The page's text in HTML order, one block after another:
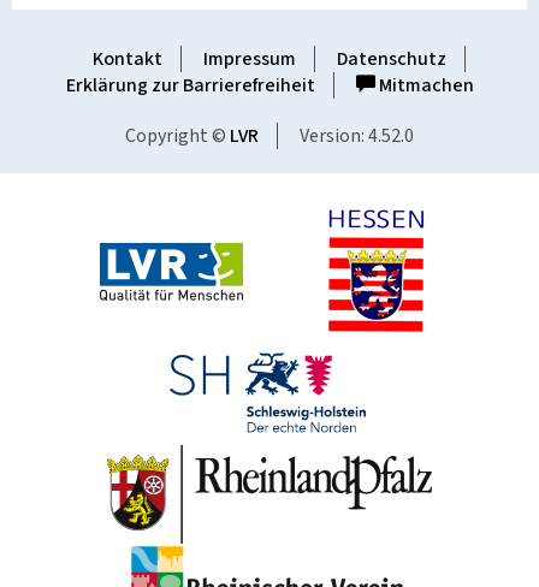
Kontakt Impressum
Datenschutz
Erklärung zur Barrierefreiheit
Mitmachen
Copyright © LVR Version: 4.52.0